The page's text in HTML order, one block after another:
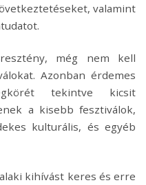
valamint
még nem kell
Azonban érdemes
tekintve kicsit
a kisebb fesztiválok,
kulturális, és egyéb
kihívást keres és erre